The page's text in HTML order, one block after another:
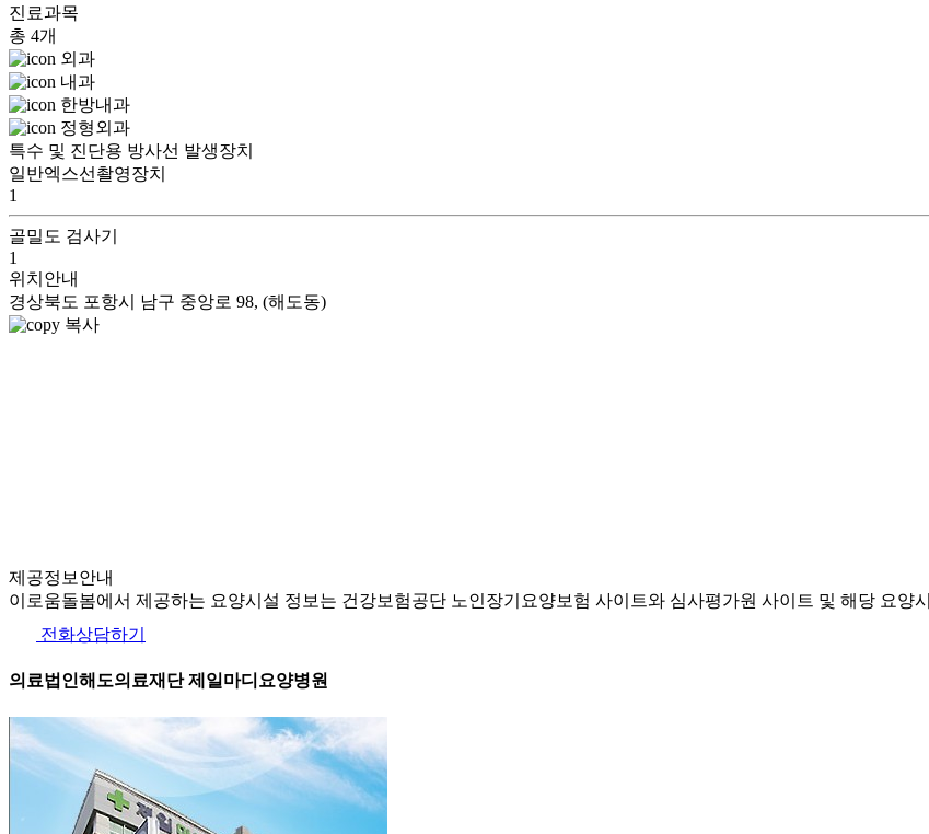
진료과목
총 4개
외과
내과
한방내과
정형외과
특수 및 진단용 방사선 발생장치
일반엑스선촬영장치
1
골밀도 검사기
1
위치안내
경상북도 포항시 남구 중앙로 98, (해도동)
복사
제공정보안내
이로움돌봄에서 제공하는 요양시설 정보는 건강보험공단 노인장기요양보험 사이트와 심사평가원 사이트 및 해당 요
전화상담하기
의료법인해도의료재단 제일마디요양병원